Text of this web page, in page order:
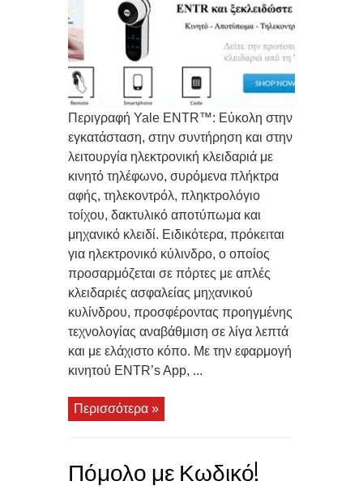
Περιγραφή Yale ENTR™: Εύκολη στην
εγκατάσταση, στην συντήρηση και στην
λειτουργία ηλεκτρονική κλειδαριά με
κινητό τηλέφωνο, συρόμενα πλήκτρα
αφής, τηλεκοντρόλ, πληκτρολόγιο
τοίχου, δακτυλικό αποτύπωμα και
μηχανικό κλειδί. Ειδικότερα, πρόκειται
για ηλεκτρονικό κύλινδρο, ο οποίος
προσαρμόζεται σε πόρτες με απλές
κλειδαριές ασφαλείας μηχανικού
κυλίνδρου, προσφέροντας προηγμένης
τεχνολογίας αναβάθμιση σε λίγα λεπτά
και με ελάχιστο κόπο. Με την εφαρμογή
κινητού ENTR’s App, ...
Περισσότερα »
Πόμολο με Κωδικό!